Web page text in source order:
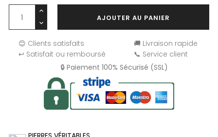
AJOUTER AU PANIER
😊 Clients satisfaits
🚚 Livraison rapide
↩️ Satisfait ou remboursé
📞 Service client
🔒 Paiement 100% Sécurisé (SSL)